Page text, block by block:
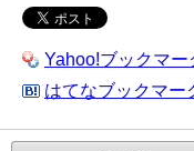
Yahoo!ブックマー
はてなブックマー